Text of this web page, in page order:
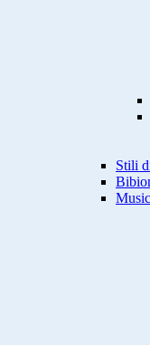
Stili